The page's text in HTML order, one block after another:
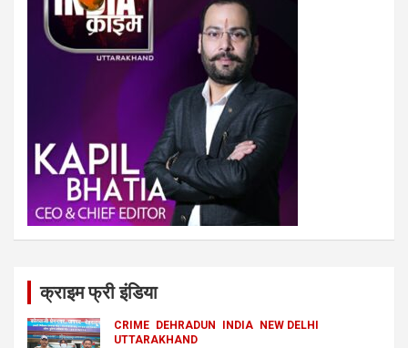
क्राइम फ्री इंडिया
CRIME DEHRADUN INDIA NEW DELHI
UTTARAKHAND